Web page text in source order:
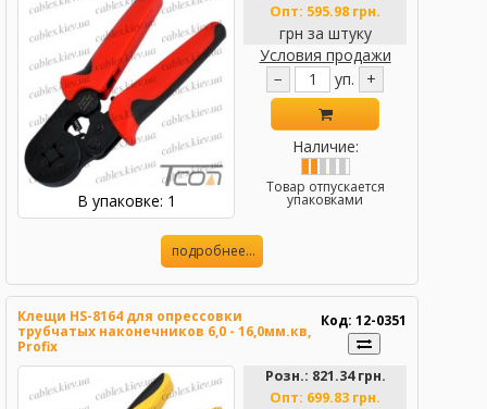
В упаковке: 1
Опт: 595.98 грн.
грн за штуку
Условия продажи
−
уп. +
Наличие:
Товар отпускается
упаковками
подробнее...
Клещи HS-8164 для опрессовки
трубчатых наконечников 6,0 - 16,0мм.кв,
Profix
Код: 12-0351
Розн.: 821.34 грн.
Опт: 699.83 грн.